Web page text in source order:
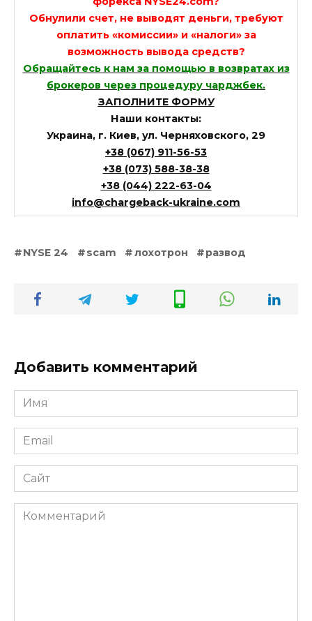
Обнулили счет, не выводят деньги, требуют
оплатить «комиссии» и «налоги» за
возможность вывода средств?
Обращайтесь к нам за помощью в возвратах из
брокеров через процедуру чарджбек.
ЗАПОЛНИТЕ ФОРМУ
Наши контакты:
Украина, г. Киев, ул. Черняховского, 29
+38 (067) 911-56-53
+38 (073) 588-38-38
+38 (044) 222-63-04
info@chargeback-ukraine.com
NYSE 24 scam лохотрон развод
Добавить комментарий
Имя
*
Email
*
Сайт
Комментарий